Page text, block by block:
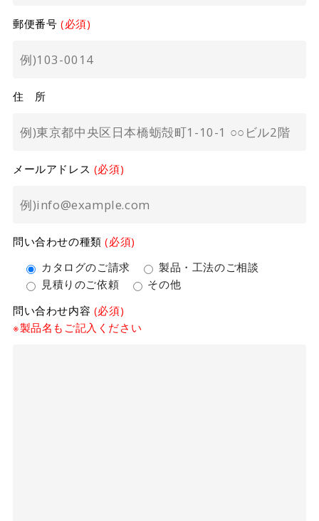
郵便番号 (必須)
住 所
メールアドレス (必須)
問い合わせの種類(必須)
カタログのご請求
製品・工法のご相談
見積りのご依頼
その他
問い合わせ内容 (必須)
※製品名もご記入ください